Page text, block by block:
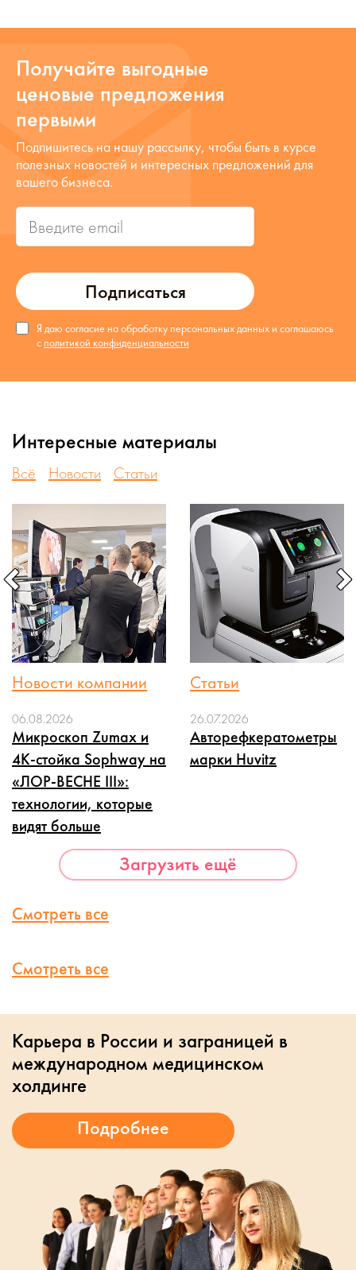
Получайте выгодные
ценовые предложения
первыми
Подписаться
Я даю согласие на обработку персональных данных и соглашаюсь
с политикой конфиденциальности
Подпишитесь на нашу рассылку, чтобы быть в курсе
полезных новостей и интересных предложений для
вашего бизнеса.
Интересные материалы
Всё Новости Статьи
Новости компании
06.08.2026
Микроскоп Zumax и
4K-стойка Sophway на
«ЛОР-ВЕСНЕ III»:
технологии, которые
видят больше
Статьи
26.07.2026
Авторефкератометры
марки Huvitz
Загрузить ещё
Смотреть все
Смотреть все
Карьера в России и заграницей в
международном медицинском
холдинге